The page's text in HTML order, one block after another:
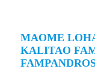
MAOME
KALITAO